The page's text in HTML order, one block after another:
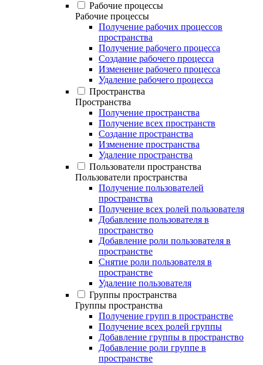
Рабочие процессы
Рабочие процессы
Получение рабочих процессов
пространства
Получение рабочего процесса
Создание рабочего процесса
Изменение рабочего процесса
Удаление рабочего процесса
Пространства
Пространства
Получение пространства
Получение всех пространств
Создание пространства
Изменение пространства
Удаление пространства
Пользователи пространства
Пользователи пространства
Получение пользователей
пространства
Получение всех ролей пользователя
Добавление пользователя в
пространство
Добавление роли пользователя в
пространстве
Снятие роли пользователя в
пространстве
Удаление пользователя
Группы пространства
Группы пространства
Получение групп в пространстве
Получение всех ролей группы
Добавление группы в пространство
Добавление роли группе в
пространстве